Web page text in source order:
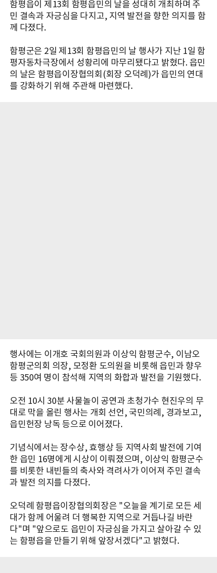
함평읍이 제13회 함평읍민의 날을 성대히 개최하며 주
민 결속과 자긍심을 다지고, 지역 발전을 향한 의지를 함
께 다졌다.
함평군은 2일 제13회 함평읍민의 날 행사가 지난 1일 함
평자동차극장에서 성황리에 마무리됐다고 밝혔다. 읍민
의 날은 함평읍이장협의회(회장 오덕례)가 읍민의 연대
를 강화하기 위해 주관해 마련했다.
행사에는 이개호 국회의원과 이상익 함평군수, 이남오
함평군의회 의장, 모정환 도의원을 비롯해 읍민과 향우
등 350여 명이 참석해 지역의 화합과 발전을 기원했다.
오전 10시 30분 사물놀이 공연과 초청가수 현진우의 무
대로 막을 올린 행사는 개회 선언, 국민의례, 경과보고,
읍민헌장 낭독 등으로 이어졌다.
기념식에서는 장수상, 효행상 등 지역사회 발전에 기여
한 읍민 16명에게 시상이 이뤄졌으며, 이상익 함평군수
를 비롯한 내빈들의 축사와 격려사가 이어져 주민 결속
과 발전 의지를 다졌다.
오덕례 함평읍이장협의회장은 "오늘을 계기로 모든 세
대가 함께 어울려 더 행복한 지역으로 거듭나길 바란
다"며 "앞으로도 읍민이 자긍심을 가지고 살아갈 수 있
는 함평읍을 만들기 위해 앞장서겠다"고 밝혔다.